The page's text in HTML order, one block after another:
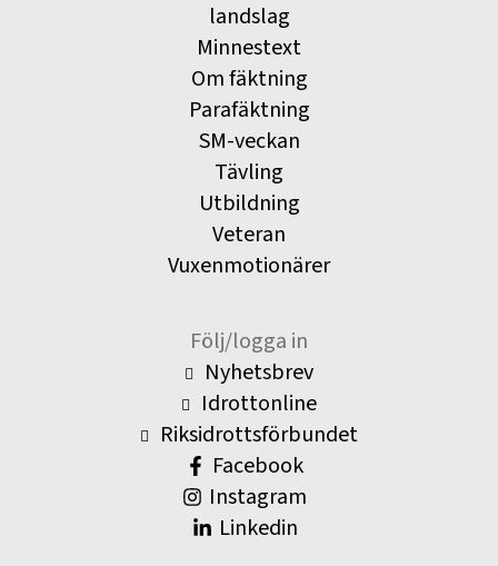
landslag
Minnestext
Om fäktning
Parafäktning
SM-veckan
Tävling
Utbildning
Veteran
Vuxenmotionärer
Följ/logga in
Nyhetsbrev
Idrottonline
Riksidrottsförbundet
Facebook
Instagram
Linkedin